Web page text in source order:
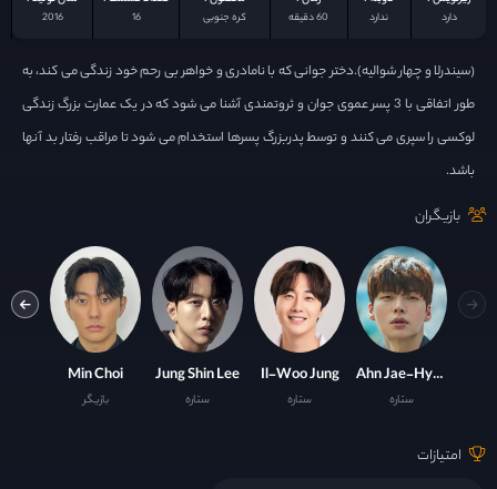
دارد ندارد 60 دقیقه کره جنوبی 16
2016
(سیندرلا و چهار شوالیه).دختر جوانی که با نامادری و خواهر بی رحم خود زندگی می کند، به
طور اتفاقی با 3 پسر عموی جوان و ثروتمندی آشنا می شود که در یک عمارت بزرگ زندگی
لوکسی را سپری می کنند و توسط پدربزرگ پسرها استخدام می شود تا مراقب رفتار بد آنها
باشد.
بازیگران
Ahn Jae-Hyun
ستاره
Il-Woo Jung
ستاره
Jung Shin Lee
ستاره
Min Choi
بازیگر
امتیازات